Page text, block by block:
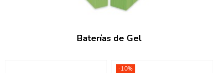
Baterías de Gel
-10%